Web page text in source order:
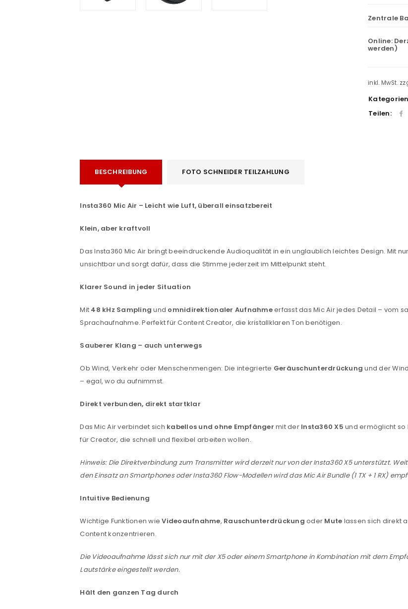
ANMELDEN
Passwort*
ANMELDEN
REGISTRIEREN
NEWSLETTER
Zentrale
Online:
werden)
inkl. MwSt.
Teilen:
BESCHREIBUNG FOTO SCHNEIDER TEILZAHLUNG
Insta360 Mic Air – Leicht wie Luft, überall einsatzbereit
Klein, aber kraftvoll
Das Insta360 Mic Air bringt beeindruckende Audioqualität in ein unglaublich leichtes Design. Mit nur
unsichtbar und sorgt dafür, dass die Stimme jederzeit im Mittelpunkt steht.
Klarer Sound in jeder Situation
Mit 48 kHz Sampling und omnidirektionaler Aufnahmeerfasst das Mic Air jedes Detail – vom
Sprachaufnahme. Perfekt für Content Creator, die kristallklaren Ton benötigen.
Sauberer Klang – auch unterwegs
Ob Wind, Verkehr oder Menschenmengen: Die integrierte Geräuschunterdrückung und der
– egal, wo du aufnimmst.
Direkt verbunden, direkt startklar
Das Mic Air verbindet sich kabellos und ohne Empfänger mit der Insta360 X5 und ermöglicht so
für Creator, die schnell und flexibel arbeiten wollen.
Hinweis: Die Direktverbindung zum Transmitter wird derzeit nur von der Insta360 X5 unterstützt.
den Einsatz an Smartphones oder Insta360 Flow-Modellen wird das Mic Air Bundle (1 TX + 1 RX)
Intuitive Bedienung
Wichtige Funktionen wieVideoaufnahme, Rauschunterdrückung oder Mute lassen sich direkt
Content konzentrieren.
Die Videoaufnahme lässt sich nur mit der X5 oder einem Smartphone in Kombination mit dem
Lautstärke eingestellt werden.
Hält den ganzen Tag durch